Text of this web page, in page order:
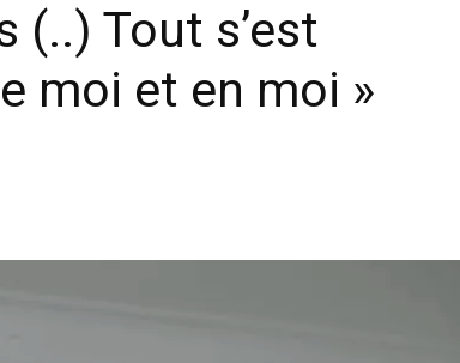
(..) Tout s’est
moi et en moi »